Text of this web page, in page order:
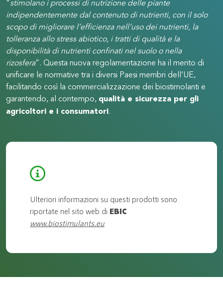
“stimolano i processi di nutrizione delle piante
indipendentemente dal contenuto di nutrienti, con il solo
scopo di migliorare l’efficienza nell’uso dei nutrienti, la
tolleranza allo stress abiotico, i tratti di qualità e la
disponibilità di nutrienti confinati nel suolo o nella
rizosfera”. Questa nuova regolamentazione ha il merito di
unificare le normative tra i diversi Paesi membri dell’UE,
facilitando così la commercializzazione dei biostimolanti e
garantendo, al contempo, qualità e sicurezza per gli
agricoltori e i consumatori.
Ulteriori informazioni su questi prodotti sono
riportate nel sito web di EBIC
www.biostimulants.eu